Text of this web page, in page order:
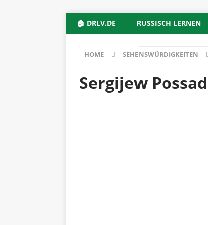
🏠 DRLV.DE RUSSISCH LERNEN
HOME SEHENSWÜRDIGKEITEN
Sergijew